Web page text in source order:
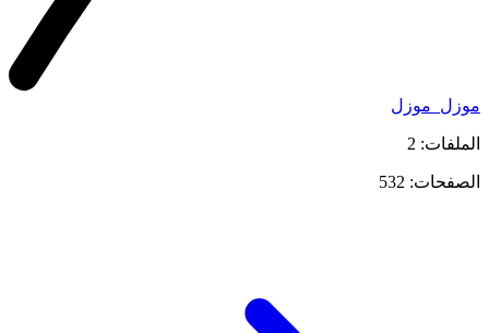
موزل_موزل
الملفات: 2
الصفحات: 532